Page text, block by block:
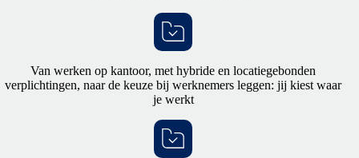
Van werken op kantoor, met hybride en locatiegebonden
verplichtingen, naar de keuze bij werknemers leggen: jij kiest waar
je werkt